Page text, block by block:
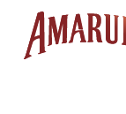
content